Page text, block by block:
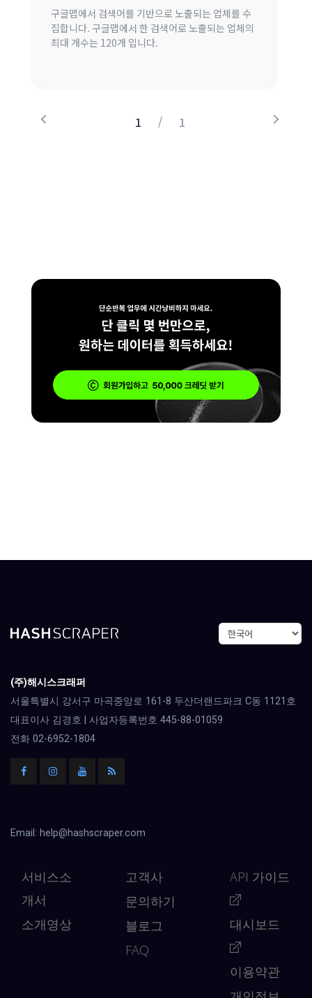
구글맵에서 검색어를 기반으로 노출되는 업체를 수
집합니다. 구글맵에서 한 검색어로 노출되는 업체의
최대 개수는 120개 입니다.
1 / 1
(주)해시스크래퍼
서울특별시 강서구 마곡중앙로 161-8 두산더랜드파크 C동 1121호
대표이사 김경호 | 사업자등록번호 445-88-01059
전화 02-6952-1804
Email: help@hashscraper.com
서비스소
개서
소개영상
고객사
문의하기
블로그
FAQ
API 가이드
대시보드
이용약관